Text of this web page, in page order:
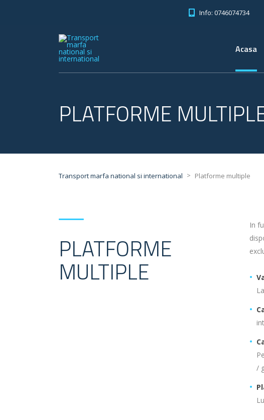
Info: 0746074734
Acasa
PLATFORME
Transport marfa national si international > Platforme multiple
PLATFORME
MULTIPLE
In
/